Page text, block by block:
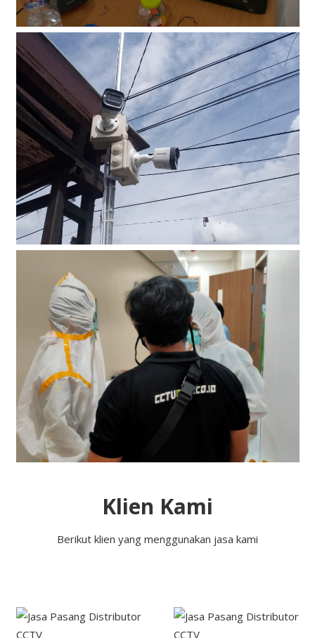
Klien Kami
Berikut klien yang menggunakan jasa kami